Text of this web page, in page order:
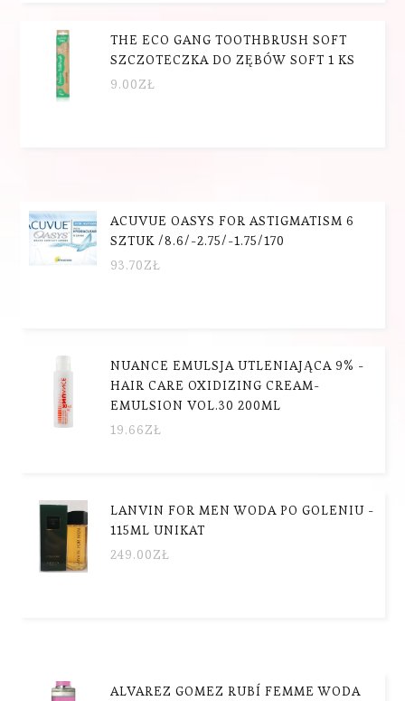
THE ECO GANG TOOTHBRUSH SOFT
SZCZOTECZKA DO ZĘBÓW SOFT 1 KS
9.00ZŁ
ACUVUE OASYS FOR ASTIGMATISM 6
SZTUK /8.6/-2.75/-1.75/170
93.70ZŁ
NUANCE EMULSJA UTLENIAJĄCA 9% -
HAIR CARE OXIDIZING CREAM-
EMULSION VOL.30 200ML
19.66ZŁ
LANVIN FOR MEN WODA PO GOLENIU -
115ML UNIKAT
249.00ZŁ
ALVAREZ GOMEZ RUBÍ FEMME WODA